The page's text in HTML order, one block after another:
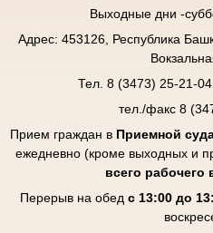
Выходные дни -
Адрес: 453126, Республика
Тел. 8 (3473) 25-21-
тел./факс 8
Прием граждан в Приемной
ежедневно (кроме выходных и
всего рабочего
Перерыв на обед с 13:00 до